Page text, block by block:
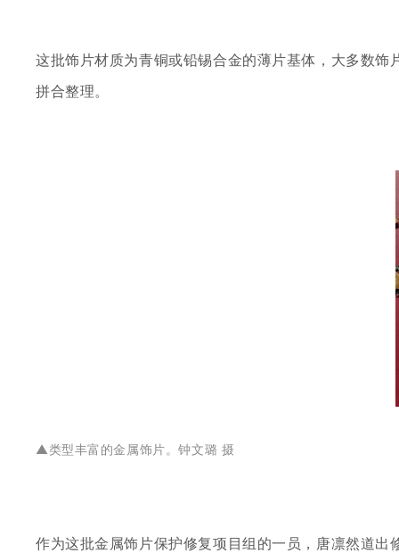
这批饰片材质为青铜或铅锡合金的薄片基体，大多数
拼合整理。
▲类型丰富的金属饰片。钟文璐 摄
作为这批金属饰片保护修复项目组的一员，唐凛然道